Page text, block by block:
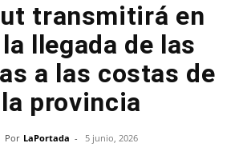
transmitirá en
llegada de las
a las costas de
la provincia
Por LaPortada - 5 junio, 2026